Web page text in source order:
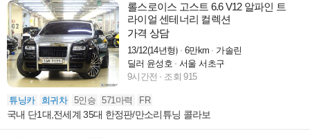
롤스로이스 고스트 6.6 V12 알파인 트
라이얼 센테너리 컬렉션
가격 상담
13/12(14년형) 6만km
가솔린
딜러 윤성호
서울 서초구
9시간전
조회 915
튜닝카 희귀차 5인승 571마력 FR
국내 단1대,전세계 35대 한정판/만소리튜닝 콜라보